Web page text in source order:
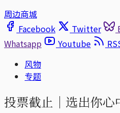
周边商城
Facebook
Twitter
Whatsapp
Youtube
风物
专题
投票截止｜选出你